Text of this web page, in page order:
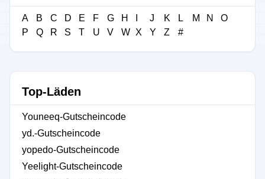
A B C D E F G H J K L M N
O
P
Q R S T U V W X Y Z #
Top-Läden
Youneeq-Gutscheincode
yd.-Gutscheincode
yopedo-Gutscheincode
Yeelight-Gutscheincode